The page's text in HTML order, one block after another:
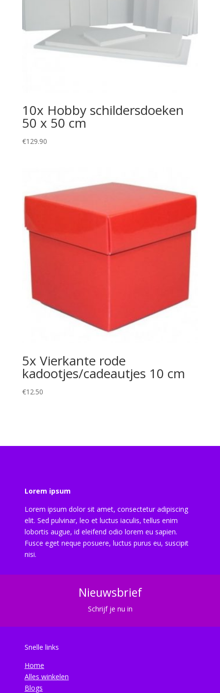
10x Hobby schildersdoeken
50 x 50 cm
€129.90
5x Vierkante rode
kadootjes/cadeautjes 10 cm
€12.50
Lorem ipsum
Lorem ipsum dolor sit amet, consectetur adipiscing
elit. Sed pulvinar, leo et luctus iaculis, tellus enim
lobortis augue, id eleifend odio lorem eu sapien.
Fusce eget neque posuere, luctus purus eu, suscipit
nisi.
Nieuwsbrief
Schrijf je nu in
Snelle links
Home
Alles winkelen
Blogs